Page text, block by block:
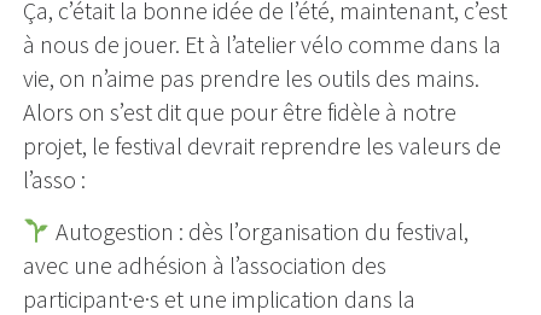
Ça, c’était la bonne idée de l’été, maintenant, c’est
à nous de jouer. Et à l’atelier vélo comme dans la
vie, on n’aime pas prendre les outils des mains.
Alors on s’est dit que pour être fidèle à notre
projet, le festival devrait reprendre les valeurs de
l’asso :
Autogestion : dès l’organisation du festival,
avec une adhésion à l’association des
participant·e·s et une implication dans la